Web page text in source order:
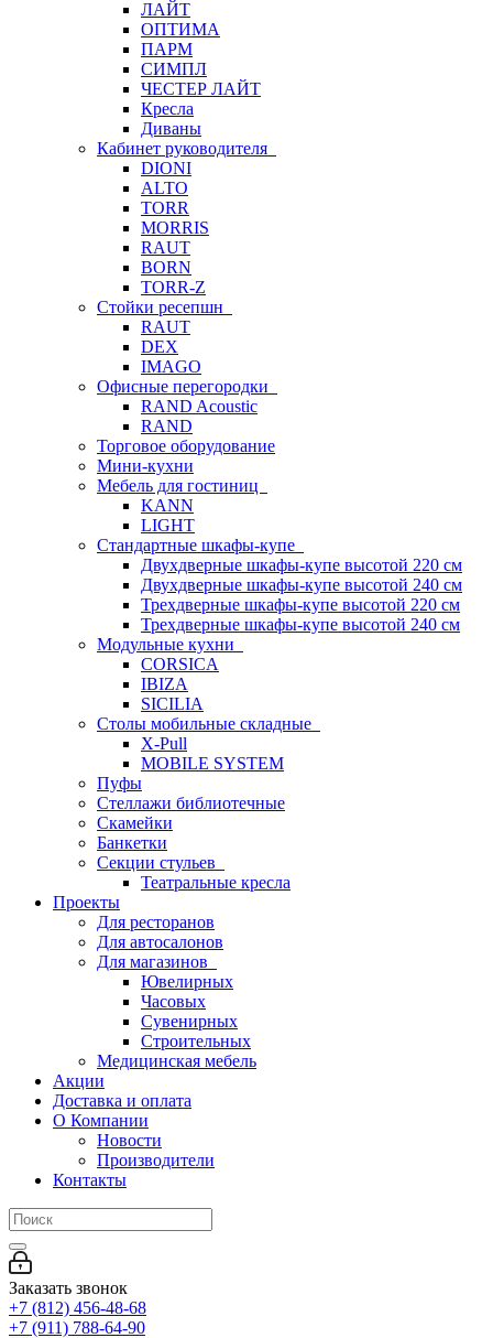
ЛАЙТ
ОПТИМА
ПАРМ
СИМПЛ
ЧЕСТЕР ЛАЙТ
Кресла
Диваны
Кабинет руководителя
DIONI
ALTO
TORR
MORRIS
RAUT
BORN
TORR-Z
Стойки ресепшн
RAUT
DEX
IMAGO
Офисные перегородки
RAND Acoustic
RAND
Торговое оборудование
Мини-кухни
Мебель для гостиниц
KANN
LIGHT
Стандартные шкафы-купе
Двухдверные шкафы-купе высотой 220 см
Двухдверные шкафы-купе высотой 240 см
Трехдверные шкафы-купе высотой 220 см
Трехдверные шкафы-купе высотой 240 см
Модульные кухни
CORSICA
IBIZA
SICILIA
Столы мобильные складные
X-Pull
MOBILE SYSTEM
Пуфы
Стеллажи библиотечные
Скамейки
Банкетки
Секции стульев
Театральные кресла
Проекты
Для ресторанов
Для автосалонов
Для магазинов
Ювелирных
Часовых
Сувенирных
Строительных
Медицинская мебель
Акции
Доставка и оплата
О Компании
Новости
Производители
Контакты
Заказать звонок
+7 (812) 456-48-68
+7 (911) 788-64-90